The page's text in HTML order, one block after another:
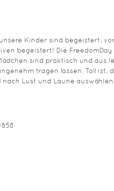
unsere Kinder sind begeistert,
begeistert! Die
sind praktisch und aus
tragen lassen. Toll ist,
nach Lust und Laune